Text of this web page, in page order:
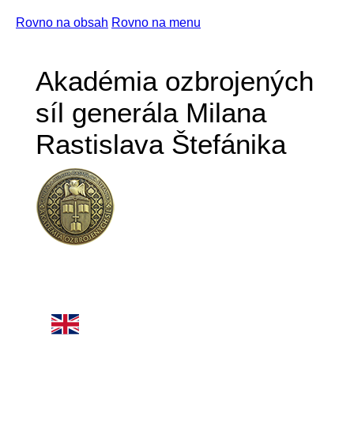
Rovno na obsah Rovno na menu
Akadémia ozbrojených
síl generála Milana
Rastislava Štefánika